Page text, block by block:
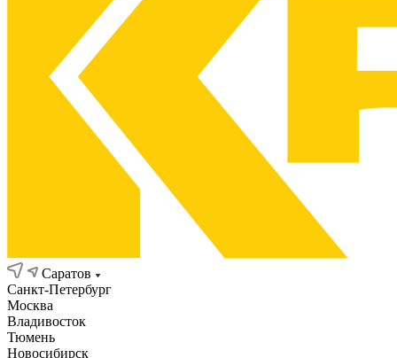
Саратов
Санкт-Петербург
Москва
Владивосток
Тюмень
Новосибирск